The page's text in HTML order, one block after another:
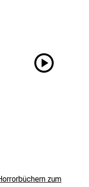
play_circle
zum